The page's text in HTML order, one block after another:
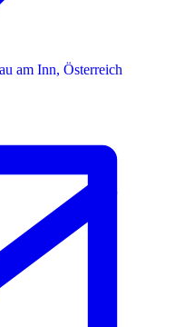
am Inn, Österreich